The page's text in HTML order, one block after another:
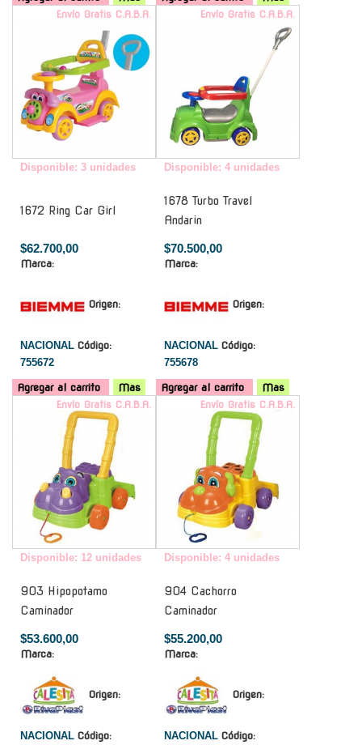
Envío Gratis C.A.B.A.
Disponible: 3 unidades
1672 Ring Car Girl
$62.700,00
Marca:
Origen:
NACIONAL Código:
755672
Agregar al carrito Mas
Envío Gratis C.A.B.A.
Disponible: 4 unidades
1678 Turbo Travel
Andarin
$70.500,00
Marca:
Origen:
NACIONAL Código:
755678
Agregar al carrito
Mas
Envío Gratis C.A.B.A.
Disponible: 12 unidades
903 Hipopotamo
Caminador
$53.600,00
Marca:
Origen:
NACIONAL Código:
Envío Gratis C.A.B.A.
Disponible: 4 unidades
904 Cachorro
Caminador
$55.200,00
Marca:
Origen:
NACIONAL Código: